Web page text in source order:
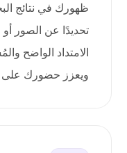
ظهورك في نتائج
تحديدًا عن الصور
الامتداد الواضح
ويعزز حضورك على